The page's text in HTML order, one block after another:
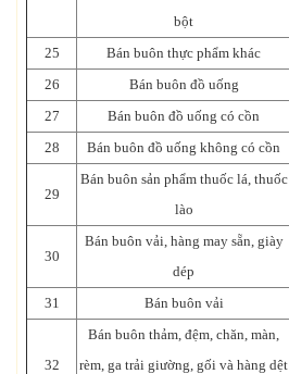
bột
25 Bán buôn thực phẩm khác
26
Bán buôn đồ uống
27
Bán buôn đồ uống có cồn
28
Bán buôn đồ uống không có cồn
29
Bán buôn sản phẩm thuốc lá, thuốc
lào
30
Bán buôn vải, hàng may sẵn, giày
dép
31 Bán buôn vải
32
Bán buôn thảm, đệm, chăn, màn,
rèm, ga trải giường, gối và hàng dệt